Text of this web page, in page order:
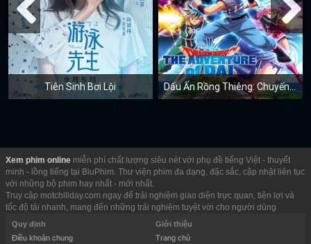
Tiên Sinh Bơi Lội Dấu Ấn Rồng Thiêng: Chuyến Phiêu Lưu của Dai
Xem phim online miễn phí chất lượng siêu nét với phụ đề tiếng Việt - thuyết
minh - lồng tiếng tại BluPhim. Thư viện phim đa dạng, đặc sắc, cập nhật liên tục
với những bộ phim hay nhất - mới nhất.
Truy cập motchillday.com ngay để trải nghiệm giao diện trực quan, tiện lợi và
tốc độ tải nhanh, mang đến những trải nghiệm tuyệt vời cho người dùng.
Quy định
Điều khoản chung
Giới thiệu
Trang chủ